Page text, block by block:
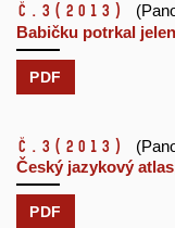
č.3 (2013)
Babičku potrkal
PDF
č.3 (2013)
Český jazykový
PDF